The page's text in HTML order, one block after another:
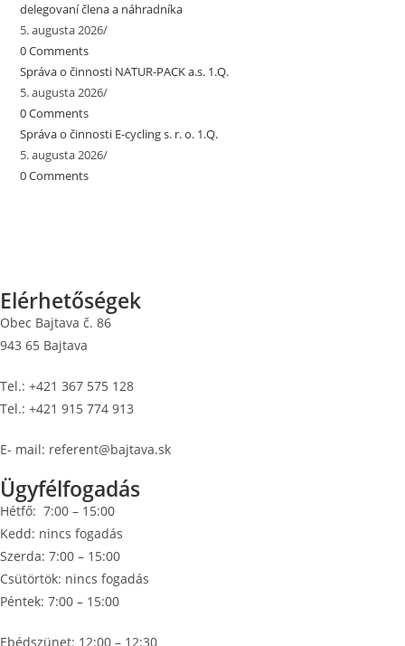
delegovaní člena a náhradníka
5. augusta 2026/
0 Comments
Správa o činnosti NATUR-PACK a.s. 1.Q.
5. augusta 2026/
0 Comments
Správa o činnosti E-cycling s. r. o. 1.Q.
5. augusta 2026/
0 Comments
Elérhetőségek
Obec Bajtava č. 86
943 65 Bajtava
Tel.: +421 367 575 128
Tel.: +421 915 774 913
E- mail: referent@bajtava.sk
Ügyfélfogadás
Hétfő: 7:00 – 15:00
Kedd: nincs fogadás
Szerda: 7:00 – 15:00
Csütörtök: nincs fogadás
Péntek: 7:00 – 15:00
Ebédszünet: 12:00 – 12:30